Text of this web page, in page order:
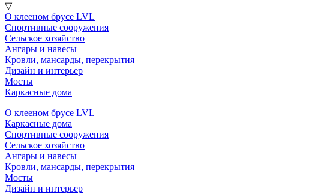
▽
О клееном брусе LVL
Спортивные сооружения
Сельское хозяйство
Ангары и навесы
Кровли, мансарды, перекрытия
Дизайн и интерьер
Мосты
Каркасные дома
О клееном брусе LVL
Каркасные дома
Спортивные сооружения
Сельское хозяйство
Ангары и навесы
Кровли, мансарды, перекрытия
Мосты
Дизайн и интерьер